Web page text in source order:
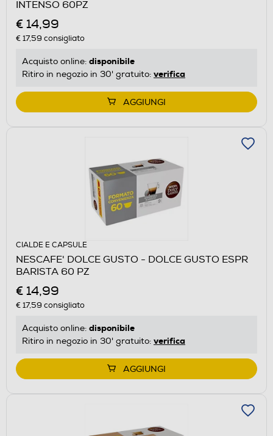
INTENSO 60PZ
€ 14,99
€ 17,59 consigliato
Acquisto online: disponibile
Ritiro in negozio in 30' gratuito: verifica
AGGIUNGI
CIALDE E CAPSULE
NESCAFE' DOLCE GUSTO - DOLCE GUSTO ESPR
BARISTA 60 PZ
€ 14,99
€ 17,59 consigliato
Acquisto online: disponibile
Ritiro in negozio in 30' gratuito: verifica
AGGIUNGI